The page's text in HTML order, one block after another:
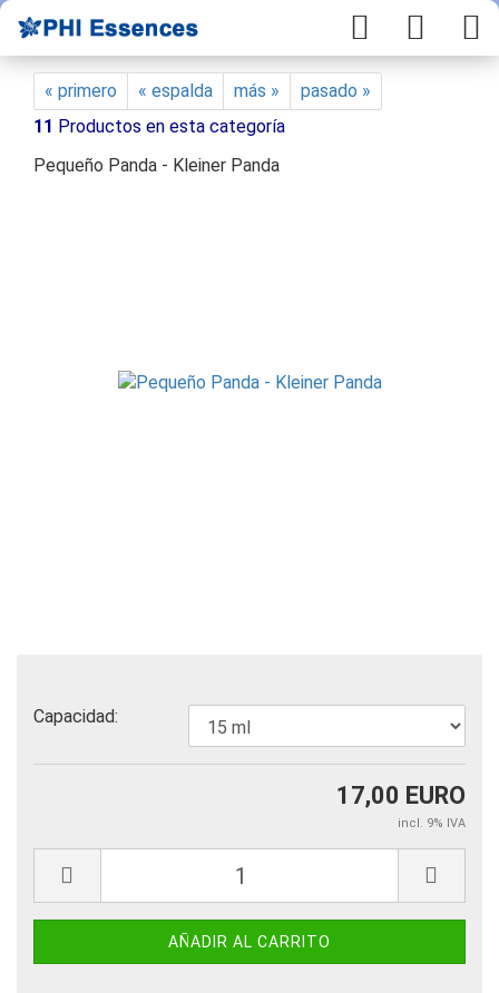
« primero « espalda más »
pasado »
11 Productos en esta categoría
Pequeño Panda - Kleiner Panda
Capacidad:
17,00 EURO
incl. 9% IVA